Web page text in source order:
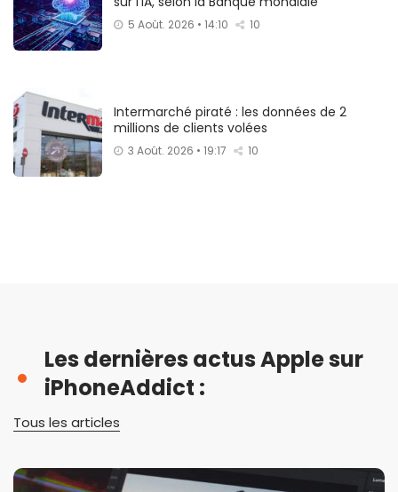
5 Août. 2026 • 14:10 10
Intermarché piraté : les données de 2
millions de clients volées
3 Août. 2026 • 19:17 10
Les dernières actus Apple sur
iPhoneAddict :
Tous les articles